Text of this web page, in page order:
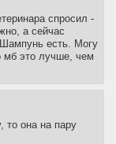
спросил -
а сейчас
Шампунь есть. Могу
мб это лучше, чем
то она на пару